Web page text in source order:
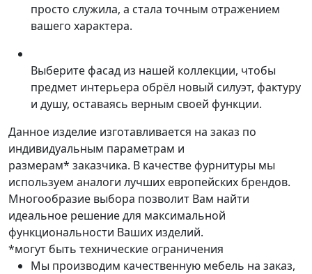
просто служила, а стала точным отражением
вашего характера.
Выберите фасад из нашей коллекции, чтобы
предмет интерьера обрёл новый силуэт, фактуру
и душу, оставаясь верным своей функции.
Данное изделие изготавливается на заказ по
индивидуальным параметрам и
размерам* заказчика. В качестве фурнитуры мы
используем аналоги лучших европейских брендов.
Многообразие выбора позволит Вам найти
идеальное решение для максимальной
функциональности Ваших изделий.
*могут быть технические ограничения
Мы производим качественную мебель на заказ,